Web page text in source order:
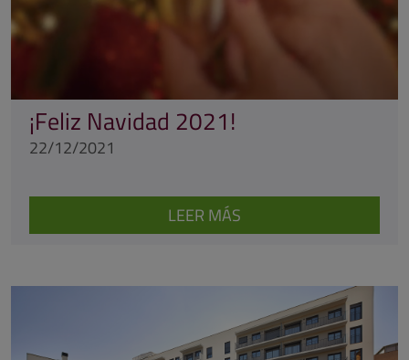
¡Feliz Navidad 2021!
22/12/2021
LEER MÁS